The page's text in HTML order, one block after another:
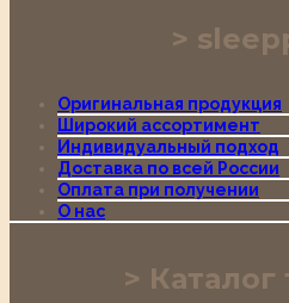
Оригинальная продукция
Широкий ассортимент
Индивидуальный подход
Доставка по всей России
Оплата при получении
О нас
Каталог